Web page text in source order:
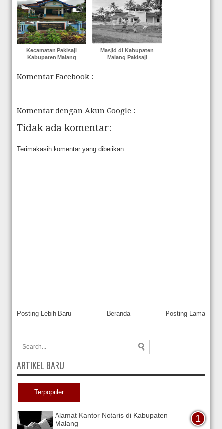
Kecamatan Pakisaji
Kabupaten Malang
Masjid di Kabupaten
Malang Pakisaji
Komentar Facebook :
Komentar dengan Akun Google :
Tidak ada komentar:
Terimakasih komentar yang diberikan
Posting Lebih Baru Posting Lama
Beranda
ARTIKEL BARU
Terpopuler
Alamat Kantor Notaris di Kabupaten
Malang